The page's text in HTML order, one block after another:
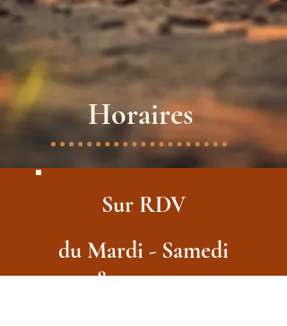
Horaires
Sur RDV
du Mardi - Samedi
8:30 - 12:30